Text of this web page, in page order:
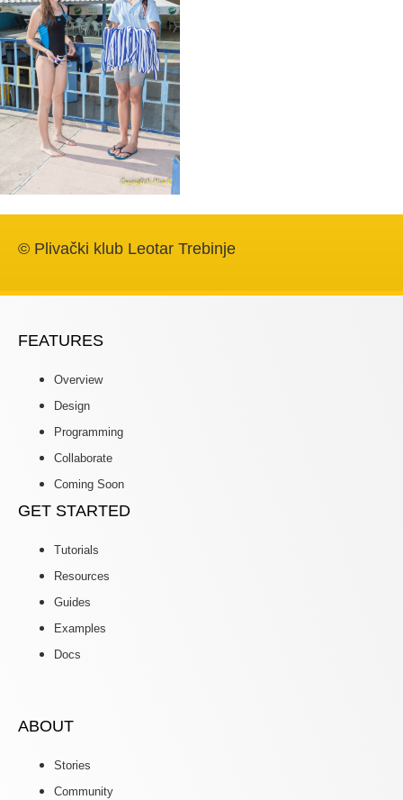
© Plivački klub Leotar Trebinje
FEATURES
Overview
Design
Programming
Collaborate
Coming Soon
GET STARTED
Tutorials
Resources
Guides
Examples
Docs
ABOUT
Stories
Community